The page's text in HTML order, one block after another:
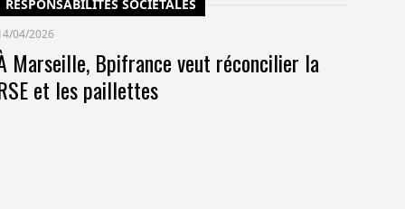
RESPONSABILITÉS SOCIÉTALES
04/2026
Marseille, Bpifrance veut réconcilier la
et les paillettes